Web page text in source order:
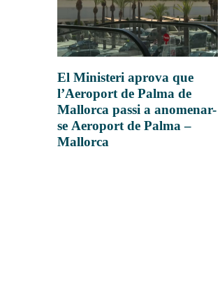
El Ministeri aprova que
l’Aeroport de Palma de
Mallorca passi a anomenar-
se Aeroport de Palma –
Mallorca